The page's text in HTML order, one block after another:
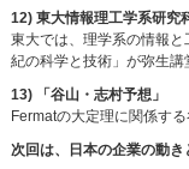
12) 東大情報理工学系研究
東大では、理学系の情報
紀の科学と技術」が弥生講
13) 「谷山・志村予想」
Fermatの大定理に関係す
次回は、日本の企業の動